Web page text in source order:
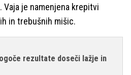
je namenjena krepitvi
in trebušnih mišic.
rezultate doseči lažje in